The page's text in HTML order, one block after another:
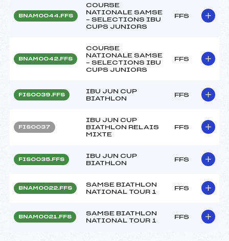
BNAM0044.FFS
COURSE
NATIONALE SAMSE
– SELECTIONS IBU
CUPS JUNIORS
FFS
BNAM0042.FFS
COURSE
NATIONALE SAMSE
– SELECTIONS IBU
CUPS JUNIORS
FFS
FIS0039.FFS
IBU JUN CUP
BIATHLON
FFS
FIS0037
IBU JUN CUP
BIATHLON RELAIS
MIXTE
FFS
FIS0035.FFS
IBU JUN CUP
BIATHLON
FFS
BNAM0022.FFS
SAMSE BIATHLON
NATIONAL TOUR 1
FFS
BNAM0021.FFS
SAMSE BIATHLON
NATIONAL TOUR 1
FFS